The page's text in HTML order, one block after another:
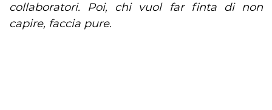
collaboratori. Poi, chi vuol far finta di non
capire, faccia pure.